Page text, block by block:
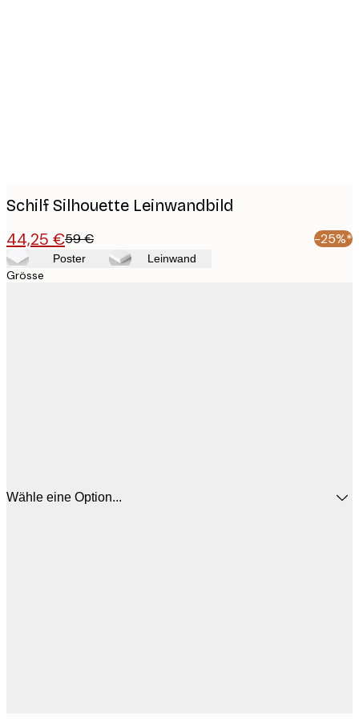
Schilf Silhouette Leinwandbild
44,25 €59 € -25%*
Poster Leinwand
Grösse
Wähle eine Option...